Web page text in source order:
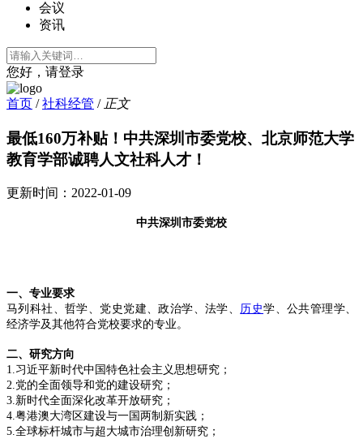
会议
资讯
您好，请登录
首页 / 社科经管 / 正文
最低160万补贴！中共深圳市委党校、北京师范大学
教育学部诚聘人文社科人才！
更新时间： 2022-01-09
中共深圳市委党校
一、专业要求
马列科社、哲学、党史党建、政治学、法学、 历史学、公共管理学、
经济学及其他符合党校要求的专业。
二、研究方向
1.习近平新时代中国特色社会主义思想研究；
2.党的全面领导和党的建设研究；
3.新时代全面深化改革开放研究；
4.粤港澳大湾区建设与一国两制新实践；
5.全球标杆城市与超大城市治理创新研究；